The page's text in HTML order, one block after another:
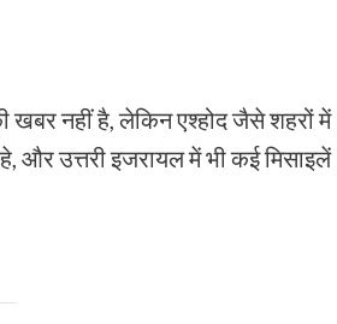
खबर नहीं है, लेकिन एश्होद जैसे शहरों में
और उत्तरी इजरायल में भी कई मिसाइलें